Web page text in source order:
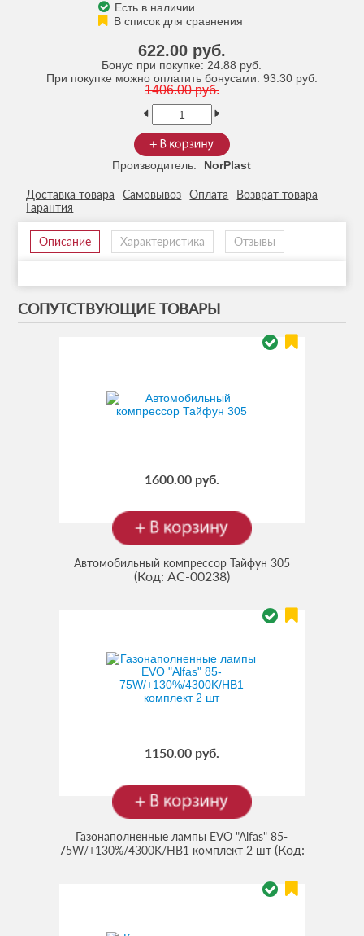
Есть в наличии
622.00 руб.
Бонус при покупке: 24.88 руб.
При покупке можно оплатить бонусами: 93.30 руб.
1406.00 руб.
Производитель: NorPlast
Доставка товара Самовывоз Оплата
Возврат товара
Гарантия
Описание Характеристика Отзывы
СОПУТСТВУЮЩИЕ ТОВАРЫ
1600.00 руб.
Автомобильный компрессор Тайфун 305
(Код: AC-00238)
1150.00 руб.
Газонаполненные лампы EVO "Alfas" 85-
75W/+130%/4300K/HB1 комплект 2 шт (Код: